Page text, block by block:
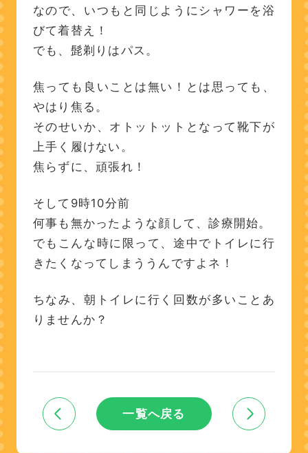
なので、いつもと同じようにシャワーを浴
びて着替え！
でも、髭剃りはパス。
焦っても良いことは無い！とは思っても、
やはり焦る。
そのせいか、オトットットとなって靴下が
上手く履けない。
焦らずに、頑張れ！
そして9時10分前
何事も無かったような顔して、診療開始。
でもこんな時に限って、途中でトイレに行
きたくなってしまううんですよネ！
ちなみ、朝トイレに行く回数が多いことあ
りませんか？
一覧へ戻る